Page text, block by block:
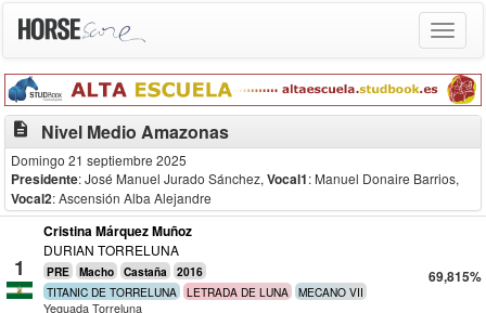
Toggle
description Nivel Medio Amazonas
Domingo 21 septiembre 2025
Presidente: José Manuel Jurado Sánchez, Vocal1: Manuel Donaire Barrios,
Vocal2: Ascensión Alba Alejandre
1
Cristina Márquez Muñoz
DURIAN TORRELUNA
PRE Macho Castaña 2016
TITANIC DE TORRELUNA LETRADA DE LUNA MECANO VII
Yeguada Torreluna
69,815%